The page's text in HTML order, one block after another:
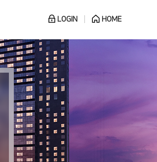
LOGIN HOME